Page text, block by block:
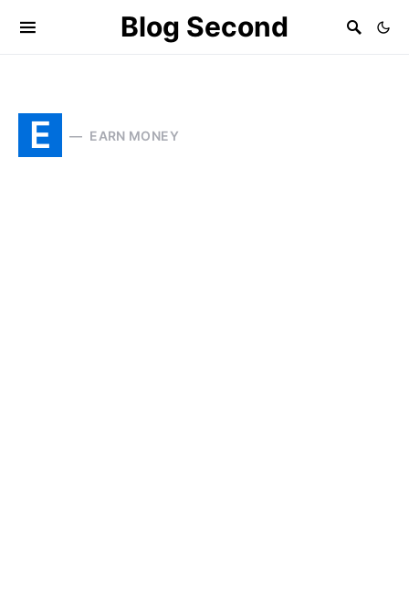
Blog Second
E EARN MONEY